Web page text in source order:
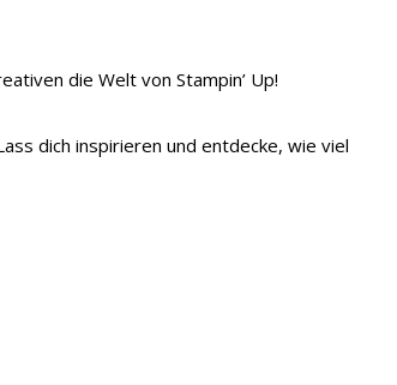
die Welt von Stampin’ Up!
dich inspirieren und entdecke, wie viel